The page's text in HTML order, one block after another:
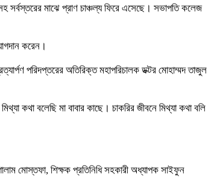
সর্বস্তরের মাঝে প্রাণ চাঞ্চল্য ফিরে এসেছে। সভাপতি কলেজ
করেন।
পরিদপ্তরের অতিরিক্ত মহাপরিচালক ডক্টর মোহাম্মদ তাজুল
কথা বলেছি মা বাবার কাছে। চাকরির জীবনে মিথ্যা কথা বলি
মোস্তফা, শিক্ষক প্রতিনিধি সহকারী অধ্যাপক সাইফুন